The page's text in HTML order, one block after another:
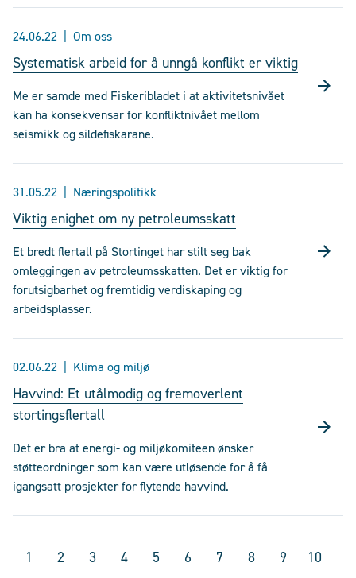
24.06.22 Om oss
Systematisk arbeid for å unngå konflikt er viktig
Me er samde med Fiskeribladet i at aktivitetsnivået
kan ha konsekvensar for konfliktnivået mellom
seismikk og sildefiskarane.
31.05.22 Næringspolitikk
Viktig enighet om ny petroleumsskatt
Et bredt flertall på Stortinget har stilt seg bak
omleggingen av petroleumsskatten. Det er viktig for
forutsigbarhet og fremtidig verdiskaping og
arbeidsplasser.
02.06.22 Klima og miljø
Havvind: Et utålmodig og fremoverlent
stortingsflertall
Det er bra at energi- og miljøkomiteen ønsker
støtteordninger som kan være utløsende for å få
igangsatt prosjekter for flytende havvind.
1 2 3 4 5 6 7 8 9
10